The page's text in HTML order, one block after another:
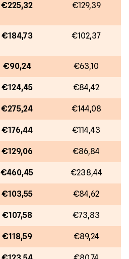
€225,32 €129,39
€184,73 €102,37
€90,24 €63,10
€124,45 €84,42
€275,24 €144,08
€176,44 €114,43
€129,06 €86,84
€460,45 €238,44
€103,55 €84,62
€107,58 €73,83
€118,59 €89,24